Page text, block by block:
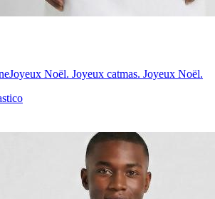
Joyeux Noël. Joyeux catmas. Joyeux Noël.